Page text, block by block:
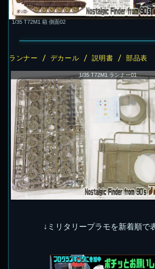
1/35 T72M1 箱 側面02
ランナー / デカール / 説明書 / 部品表
1/35 T72M1 ランナー01
↓ミリタリープラモを新着順で